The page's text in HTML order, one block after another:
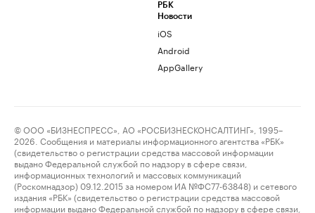
РБК
Новости
iOS
Android
AppGallery
© ООО «БИЗНЕСПРЕСС», АО «РОСБИЗНЕСКОНСАЛТИНГ», 1995–
2026. Сообщения и материалы информационного агентства «РБК»
(свидетельство о регистрации средства массовой информации
выдано Федеральной службой по надзору в сфере связи,
информационных технологий и массовых коммуникаций
(Роскомнадзор) 09.12.2015 за номером ИА №ФС77-63848) и сетевого
издания «РБК» (свидетельство о регистрации средства массовой
информации выдано Федеральной службой по надзору в сфере связи,